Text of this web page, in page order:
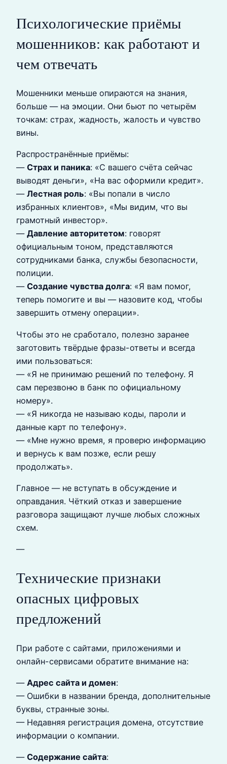
Психологические приёмы
мошенников: как работают и
чем отвечать
Мошенники меньше опираются на знания,
больше — на эмоции. Они бьют по четырём
точкам: страх, жадность, жалость и чувство
вины.
Распространённые приёмы:
— Страх и паника: «С вашего счёта сейчас
выводят деньги», «На вас оформили кредит».
— Лестная роль: «Вы попали в число
избранных клиентов», «Мы видим, что вы
грамотный инвестор».
— Давление авторитетом: говорят
официальным тоном, представляются
сотрудниками банка, службы безопасности,
полиции.
— Создание чувства долга: «Я вам помог,
теперь помогите и вы — назовите код, чтобы
завершить отмену операции».
Чтобы это не сработало, полезно заранее
заготовить твёрдые фразы-ответы и всегда
ими пользоваться:
— «Я не принимаю решений по телефону. Я
сам перезвоню в банк по официальному
номеру».
— «Я никогда не называю коды, пароли и
данные карт по телефону».
— «Мне нужно время, я проверю информацию
и вернусь к вам позже, если решу
продолжать».
Главное — не вступать в обсуждение и
оправдания. Чёткий отказ и завершение
разговора защищают лучше любых сложных
схем.
—
Технические признаки
опасных цифровых
предложений
При работе с сайтами, приложениями и
онлайн-сервисами обратите внимание на:
— Адрес сайта и домен:
— Ошибки в названии бренда, дополнительные
буквы, странные зоны.
— Недавняя регистрация домена, отсутствие
информации о компании.
— Содержание сайта: